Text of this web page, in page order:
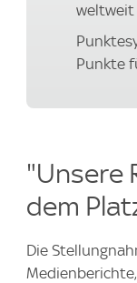
weltweit
Punkte
"Unsere
dem
Die